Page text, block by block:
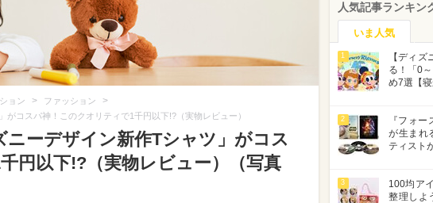
ョン > ファッション >
がコスパ神！このクオリティで1千円以下!?（実物レビュー）
ニーデザイン新作Tシャツ」がコス
円以下!?（実物レビュー）（写真
人気記事ランキン
いま人気
1
【ディ
る！「0
め7選【寝
2
『フォ
が生まれ
ティスト
3
100均ア
整理しよ